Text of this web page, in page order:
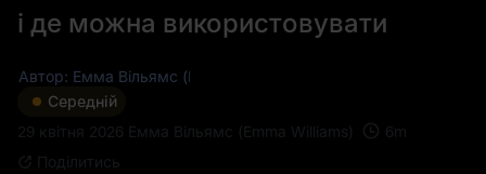
і де можна використовувати
Автор: Емма Вільямс (Emma Williams)
Середній
29 квітня 2026 Емма Вільямс (Emma Williams) 6 m
Поділитись